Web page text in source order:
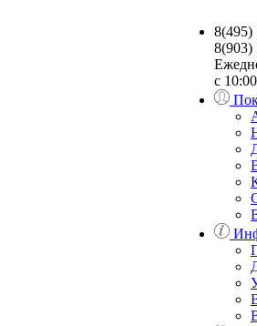
8(495)
8(903)
с